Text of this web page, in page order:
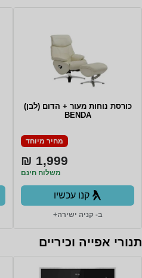
כורסת נוחות מעור + הדום (לבן)
BENDA
מחיר מיוחד
1,999 ₪
משלוח חינם
קנו עכשיו
ב- קניה ישירה+
תנורי אפייה וכיריים